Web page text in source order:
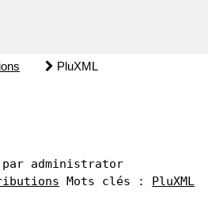
PluXML
par administrator
Mots clés : PluXML